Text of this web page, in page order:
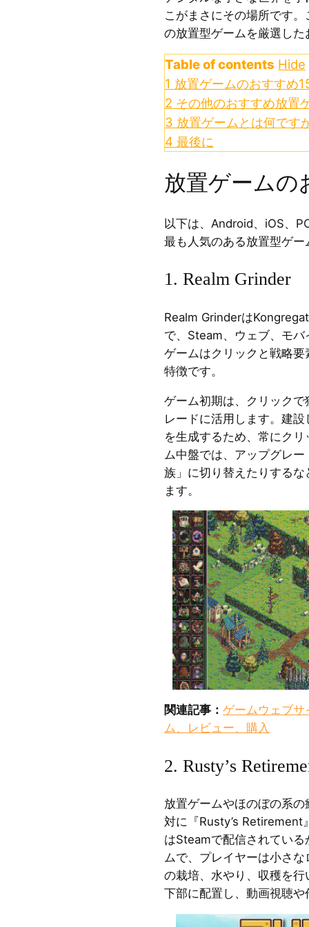
こがまさにその場所です
の放置型ゲームを厳選し
Table of contents Hide
1 放置ゲームのおすすめ
2 その他のおすすめ放置
3 放置ゲームとは何です
4 最後に
放置ゲームの
以下は、Android、iOS、
最も人気のある放置型ゲ
1. Realm Grinder
Realm Grinderは
で、Steam、ウェブ、モ
ゲームはクリックと戦略
特徴です。
ゲーム初期は、クリック
レードに活用します。建
を生成するため、常にク
ム中盤では、アップグレ
族」に切り替えたりする
ます。
関連記事： ゲームウェブ
ム、レビュー、購入
2. Rusty’s
放置ゲームやほのぼの系
対に『Rusty’s Retirement
はSteamで配信されてい
ムで、プレイヤーは小さ
の栽培、水やり、収穫を
下部に配置し、動画視聴